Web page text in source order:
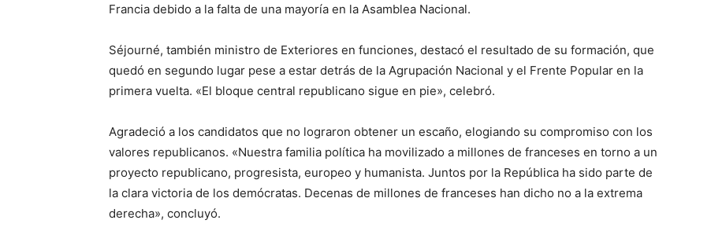
Francia debido a la falta de una mayoría en la Asamblea Nacional.
Séjourné, también ministro de Exteriores en funciones, destacó el resultado de su formación, que
quedó en segundo lugar pese a estar detrás de la Agrupación Nacional y el Frente Popular en la
primera vuelta. «El bloque central republicano sigue en pie», celebró.
Agradeció a los candidatos que no lograron obtener un escaño, elogiando su compromiso con los
valores republicanos. «Nuestra familia política ha movilizado a millones de franceses en torno a un
proyecto republicano, progresista, europeo y humanista. Juntos por la República ha sido parte de
la clara victoria de los demócratas. Decenas de millones de franceses han dicho no a la extrema
derecha», concluyó.